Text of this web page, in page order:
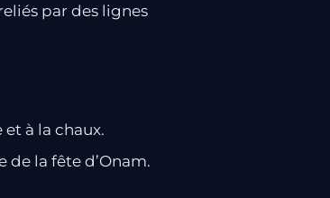
par des lignes
et à la chaux.
la fête d’Onam.